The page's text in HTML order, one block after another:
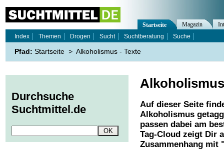
Alkoholismus
Auf dieser Seite
Alkoholismus
passen dabei am
Tag-Cloud zeigt Dir
Zusammenhang mit
Startseite Magazin
Index
Themen Drogen Sucht Suchtberatung Suche
Pfad: Startseite > Alkoholismus - Texte
Durchsuche
Suchtmittel.de